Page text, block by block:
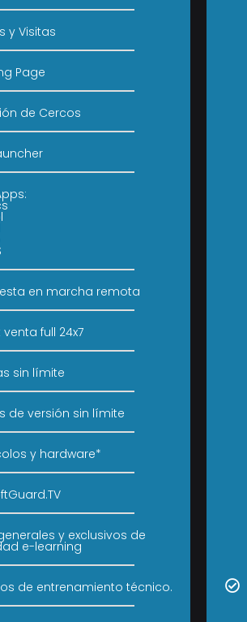
y Visitas
Page
de Cercos
en marcha remota
full 24x7
sin límite
de versión sin límite
y hardware*
y exclusivos de
e-learning
de entrenamiento técnico.